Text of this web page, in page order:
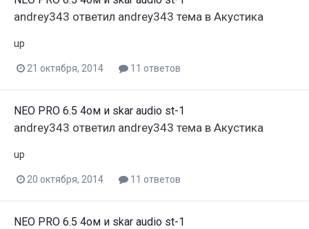
andrey343 ответил andrey343 тема в Акустика
up
21 октября, 2014 11 ответов
NEO PRO 6.5 4ом и skar audio st-1
andrey343 ответил andrey343 тема в Акустика
up
20 октября, 2014 11 ответов
NEO PRO 6.5 4ом и skar audio st-1